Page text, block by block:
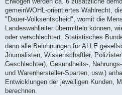
gemeinWOHL-orientiertes Wahlrecht,
"Dauer-Volksentscheid", womit die
Landeswahlleiter übermitteln können,
oder verschlechtert. Statistisches
dann alle Belohnungen für ALLE
Journalisten, Wissenschaftler,
Geschlechter), Gesundheits-,
und Warenhersteller-Sparten, usw.)
Entwicklungen der jeweiligen Kunden,
berechnen.